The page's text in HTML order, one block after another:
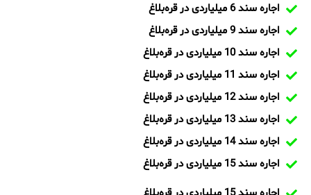
اجاره سند 6 میلیاردی در قره‌بلاغ
اجاره سند 9 میلیاردی در قره‌بلاغ
اجاره سند 10 میلیاردی در قره‌بلاغ
اجاره سند 11 میلیاردی در قره‌بلاغ
اجاره سند 12 میلیاردی در قره‌بلاغ
اجاره سند 13 میلیاردی در قره‌بلاغ
اجاره سند 14 میلیاردی در قره‌بلاغ
اجاره سند 15 میلیاردی در قره‌بلاغ